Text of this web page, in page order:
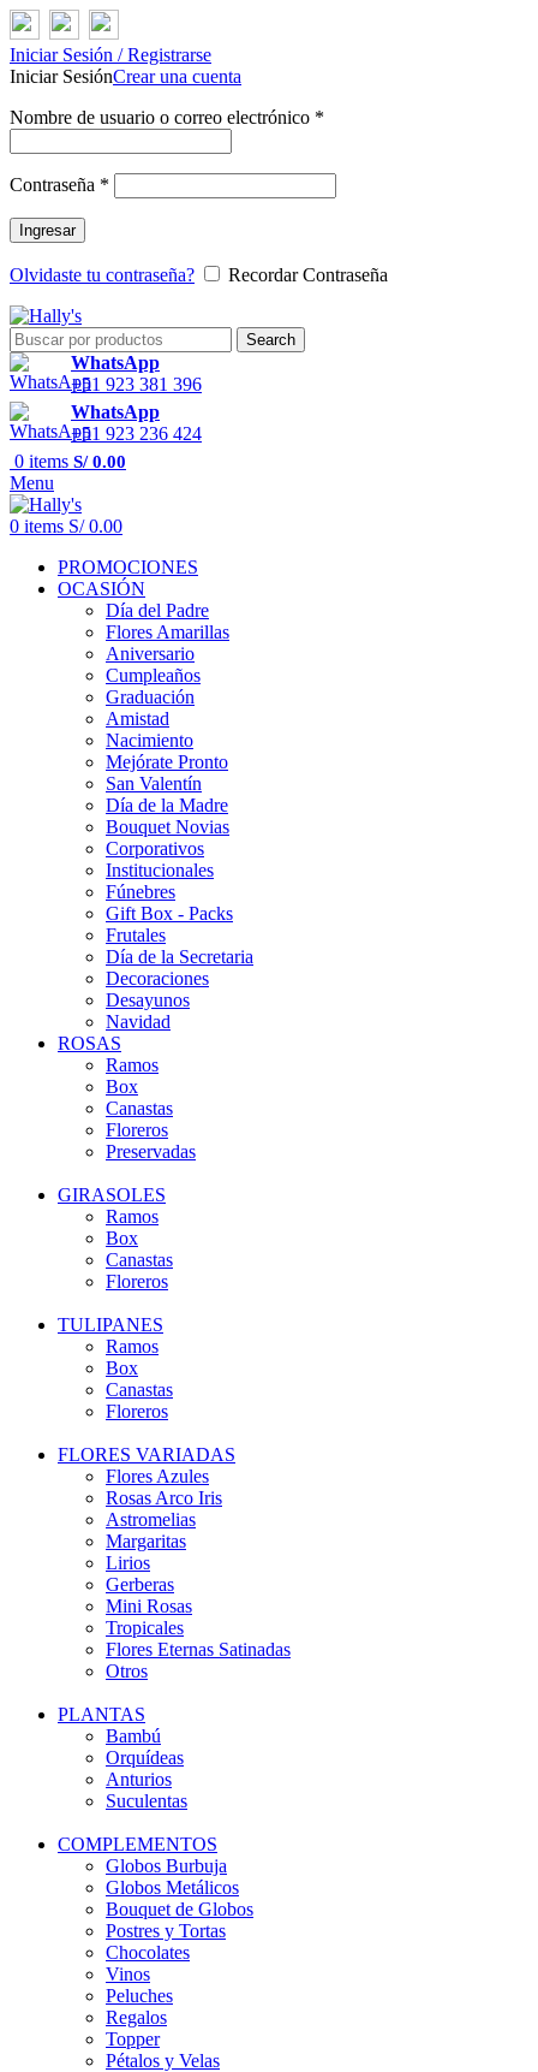
Iniciar Sesión / Registrarse
Iniciar SesiónCrear una cuenta
Nombre de usuario o correo electrónico *
Contraseña *
Ingresar
Olvidaste tu contraseña? Recordar Contraseña
Search
WhatsApp
+51 923 381 396
WhatsApp
+51 923 236 424
0 items S/0.00
Menu
0 items S/0.00
PROMOCIONES
OCASIÓN
Día del Padre
Flores Amarillas
Aniversario
Cumpleaños
Graduación
Amistad
Nacimiento
Mejórate Pronto
San Valentín
Día de la Madre
Bouquet Novias
Corporativos
Institucionales
Fúnebres
Gift Box - Packs
Frutales
Día de la Secretaria
Decoraciones
Desayunos
Navidad
ROSAS
Ramos
Box
Canastas
Floreros
Preservadas
GIRASOLES
Ramos
Box
Canastas
Floreros
TULIPANES
Ramos
Box
Canastas
Floreros
FLORES VARIADAS
Flores Azules
Rosas Arco Iris
Astromelias
Margaritas
Lirios
Gerberas
Mini Rosas
Tropicales
Flores Eternas Satinadas
Otros
PLANTAS
Bambú
Orquídeas
Anturios
Suculentas
COMPLEMENTOS
Globos Burbuja
Globos Metálicos
Bouquet de Globos
Postres y Tortas
Chocolates
Vinos
Peluches
Regalos
Topper
Pétalos y Velas